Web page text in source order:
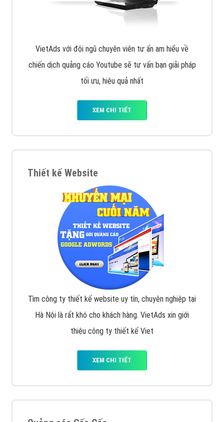
VietAds với đội ngũ chuyên viên tư ấn am hiểu về
chiến dịch quảng cáo Youtube sẽ tư vấn bạn giải pháp
tối ưu, hiệu quả nhất
XEM CHI TIẾT
Thiết kế Website
Tìm công ty thiết kế website uy tín, chuyên nghiệp tại
Hà Nội là rất khó cho khách hàng. VietAds xin giới
thiệu công ty thiết kế Viet
XEM CHI TIẾT